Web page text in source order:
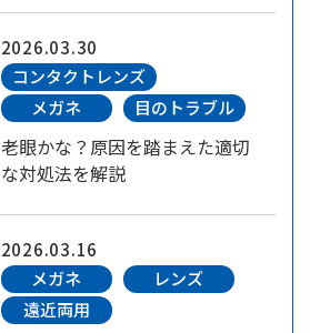
2026.03.30
コンタクトレンズ
メガネ
目のトラブル
老眼かな？原因を踏まえた適切
な対処法を解説
2026.03.16
メガネ
レンズ
遠近両用